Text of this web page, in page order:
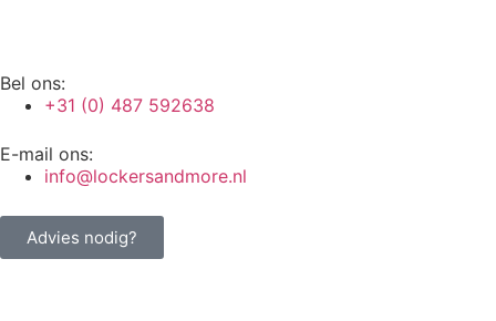
Bel ons:
+31 (0) 487 592638
E-mail ons:
info@lockersandmore.nl
Advies nodig?